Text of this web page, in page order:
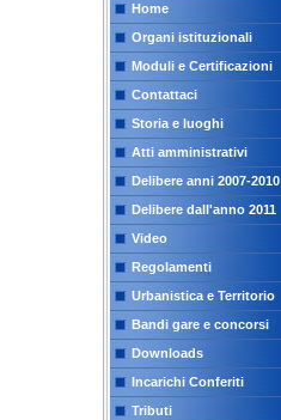
Home
Organi istituzionali
Moduli e Certificazioni
Contattaci
Storia e luoghi
Atti amministrativi
Delibere anni 2007-2010
Delibere dall'anno 2011
Video
Regolamenti
Urbanistica e Territorio
Bandi gare e concorsi
Downloads
Incarichi Conferiti
Tributi